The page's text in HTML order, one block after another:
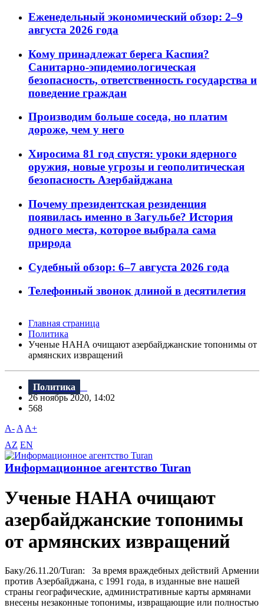
Еженедельный экономический обзор: 2–9
августа 2026 года
Кому принадлежат берега Каспия?
Санитарно-эпидемиологическая
безопасность, ответственность государства и
поведение граждан
Производим больше соседа, но платим
дороже, чем у него
Хиросима 81 год спустя: уроки ядерного
оружия, новые угрозы и геополитическая
безопасность Азербайджана
Почему президентская резиденция
появилась именно в Загульбе? История
одного места, которое выбрала сама
природа
Судебный обзор: 6–7 августа 2026 года
Телефонный звонок длиной в десятилетия
Главная страница
Политика
Ученые НАНА очищают азербайджанские топонимы от
армянских извращений
Политика
26 ноябрь 2020, 14:02
568
A- A A+
AZ EN
Информационное агентство Turan
Ученые НАНА очищают
азербайджанские топонимы
от армянских извращений
Баку/26.11.20/Turan: За время враждебных действий Армении
против Азербайджана, с 1991 года, в изданные вне нашей
страны географические, административные карты армянами
внесены незаконные топонимы, извращающие или полностью